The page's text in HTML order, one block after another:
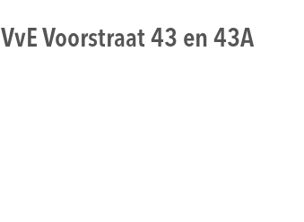
VvE Voorstraat 43 en 43A